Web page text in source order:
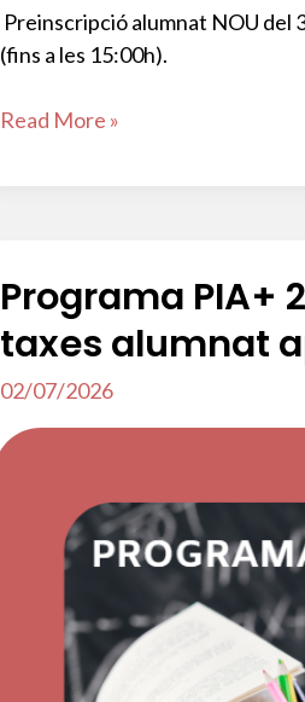
Preinscripció alumnat NOU
(fins a les 15:00h).
Matrícula
2027
Read More »
Programa PIA+
taxes alumnat
02/07/2026